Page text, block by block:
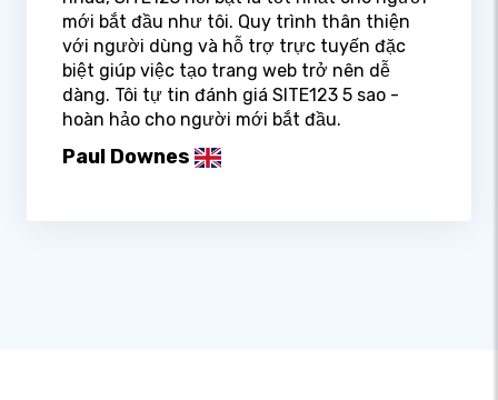
mới bắt đầu như tôi. Quy trình thân thiện
với người dùng và hỗ trợ trực tuyến đặc
biệt giúp việc tạo trang web trở nên dễ
dàng. Tôi tự tin đánh giá SITE123 5 sao -
hoàn hảo cho người mới bắt đầu.
Paul Downes